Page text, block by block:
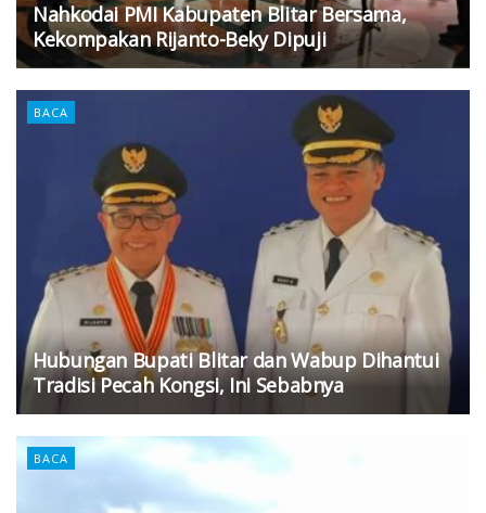
Nahkodai PMI Kabupaten Blitar Bersama,
Kekompakan Rijanto-Beky Dipuji
BACA
Hubungan Bupati Blitar dan Wabup Dihantui
Tradisi Pecah Kongsi, Ini Sebabnya
BACA